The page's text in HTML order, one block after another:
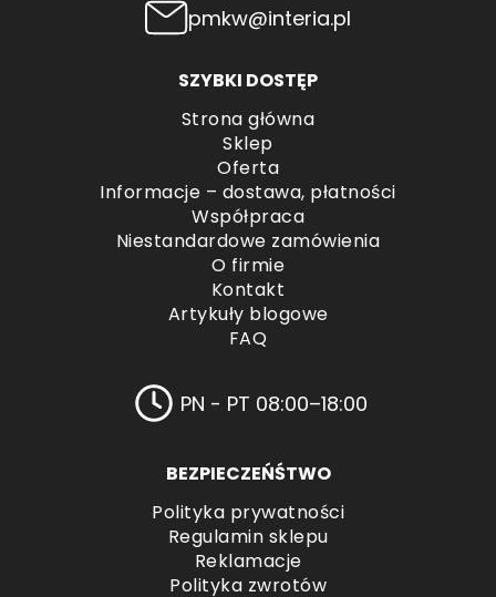
pmkw@interia.pl
SZYBKI DOSTĘP
Strona główna
Sklep
Oferta
Informacje – dostawa, płatności
Współpraca
Niestandardowe zamówienia
O firmie
Kontakt
Artykuły blogowe
FAQ
PN - PT 08:00–18:00
BEZPIECZEŃŚTWO
Polityka prywatności
Regulamin sklepu
Reklamacje
Polityka zwrotów